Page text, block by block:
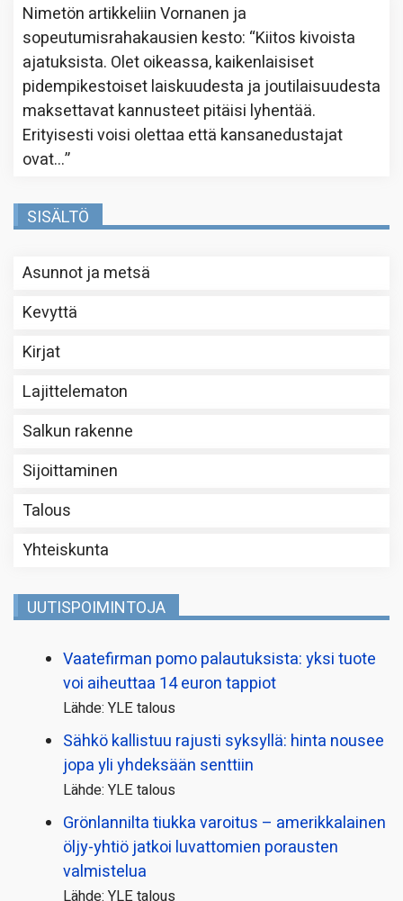
Nimetön artikkeliinVornanen ja
sopeutumisrahakausien kesto: “Kiitos kivoista
ajatuksista. Olet oikeassa, kaikenlaisiset
pidempikestoiset laiskuudesta ja joutilaisuudesta
maksettavat kannusteet pitäisi lyhentää.
Erityisesti voisi olettaa että kansanedustajat
ovat…”
SISÄLTÖ
Asunnot ja metsä
Kevyttä
Kirjat
Lajittelematon
Salkun rakenne
Sijoittaminen
Talous
Yhteiskunta
UUTISPOIMINTOJA
Vaatefirman pomo palautuksista: yksi tuote
voi aiheuttaa 14 euron tappiot
Lähde: YLE talous
Sähkö kallistuu rajusti syksyllä: hinta nousee
jopa yli yhdeksään senttiin
Lähde: YLE talous
Grönlannilta tiukka varoitus – amerikkalainen
öljy-yhtiö jatkoi luvattomien porausten
valmistelua
Lähde: YLE talous